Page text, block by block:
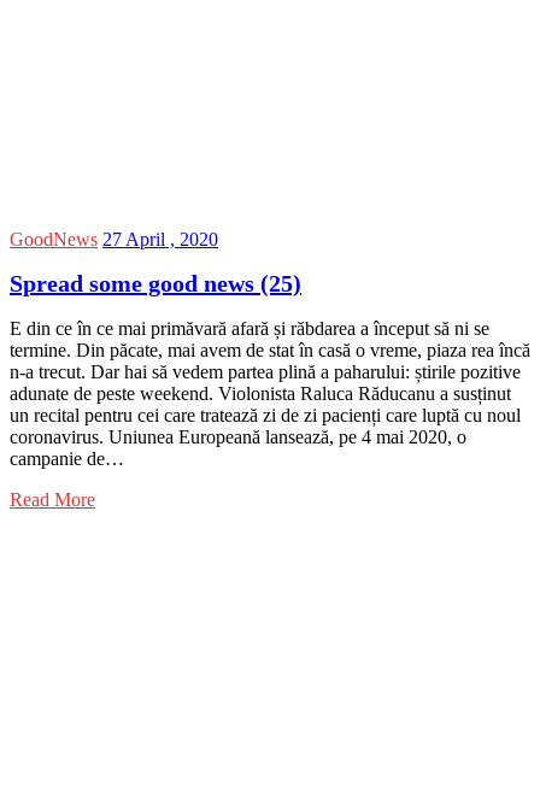
GoodNews 27 April , 2020
Spread some good news (25)
E din ce în ce mai primăvară afară și răbdarea a început să ni se
termine. Din păcate, mai avem de stat în casă o vreme, piaza rea încă
n-a trecut. Dar hai să vedem partea plină a paharului: știrile pozitive
adunate de peste weekend. Violonista Raluca Răducanu a susținut
un recital pentru cei care tratează zi de zi pacienți care luptă cu noul
coronavirus. Uniunea Europeană lansează, pe 4 mai 2020, o
campanie de…
Read More